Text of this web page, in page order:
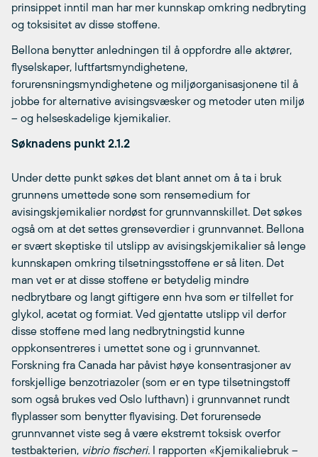
prinsippet inntil man har mer kunnskap omkring nedbryting
og toksisitet av disse stoffene.
Bellona benytter anledningen til å oppfordre alle aktører,
flyselskaper, luftfartsmyndighetene,
forurensningsmyndighetene og miljøorganisasjonene til å
jobbe for alternative avisingsvæsker og metoder uten miljø
– og helseskadelige kjemikalier.
Søknadens punkt 2.1.2
Under dette punkt søkes det blant annet om å ta i bruk
grunnens umettede sone som rensemedium for
avisingskjemikalier nordøst for grunnvannskillet. Det søkes
også om at det settes grenseverdier i grunnvannet. Bellona
er svært skeptiske til utslipp av avisingskjemikalier så lenge
kunnskapen omkring tilsetningsstoffene er så liten. Det
man vet er at disse stoffene er betydelig mindre
nedbrytbare og langt giftigere enn hva som er tilfellet for
glykol, acetat og formiat. Ved gjentatte utslipp vil derfor
disse stoffene med lang nedbrytningstid kunne
oppkonsentreres i umettet sone og i grunnvannet.
Forskning fra Canada har påvist høye konsentrasjoner av
forskjellige benzotriazoler (som er en type tilsetningstoff
som også brukes ved Oslo lufthavn) i grunnvannet rundt
flyplasser som benytter flyavising. Det forurensede
grunnvannet viste seg å være ekstremt toksisk overfor
testbakterien, vibrio fischeri. I rapporten «Kjemikaliebruk –